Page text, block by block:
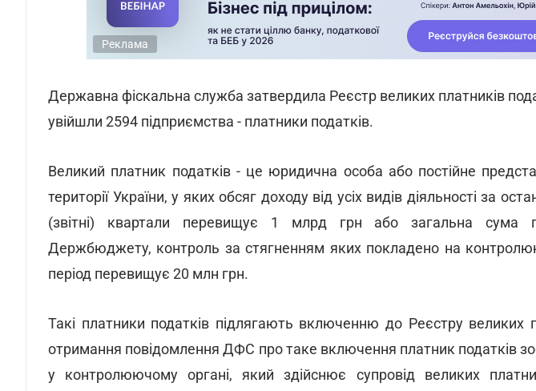
Реклама
Державна фіскальна служба затвердила Реєстр великих платників
увійшли 2594 підприємства - платники податків.
Великий платник податків - це юридична особа або постійне
території України, у яких обсяг доходу від усіх видів діяльності за
(звітні) квартали перевищує 1 млрд грн або загальна сума
Держбюджету, контроль за стягненням яких покладено на
період перевищує 20 млн грн.
Такі платники податків підлягають включенню до Реєстру великих
отримання повідомлення ДФС про таке включення платник податків
у контролюючому органі, який здійснює супровід великих